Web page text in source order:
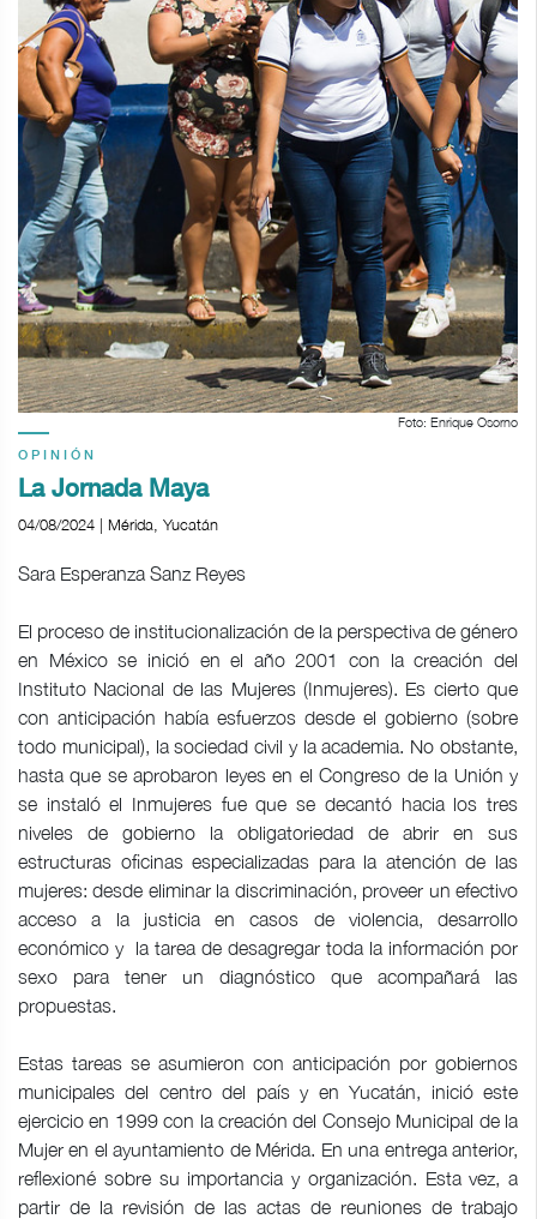
Foto: Enrique Osorno
OPINIÓN
La Jornada Maya
04/08/2024 | Mérida, Yucatán
Sara Esperanza Sanz Reyes
El proceso de institucionalización de la perspectiva de género
en México se inició en el año 2001 con la creación del
Instituto Nacional de las Mujeres (Inmujeres). Es cierto que
con anticipación había esfuerzos desde el gobierno (sobre
todo municipal), la sociedad civil y la academia. No obstante,
hasta que se aprobaron leyes en el Congreso de la Unión y
se instaló el Inmujeres fue que se decantó hacia los tres
niveles de gobierno la obligatoriedad de abrir en sus
estructuras oficinas especializadas para la atención de las
mujeres: desde eliminar la discriminación, proveer un efectivo
acceso a la justicia en casos de violencia, desarrollo
económico y la tarea de desagregar toda la información por
sexo para tener un diagnóstico que acompañará las
propuestas.
Estas tareas se asumieron con anticipación por gobiernos
municipales del centro del país y en Yucatán, inició este
ejercicio en 1999 con la creación del Consejo Municipal de la
Mujer en el ayuntamiento de Mérida. En una entrega anterior,
reflexioné sobre su importancia y organización. Esta vez, a
partir de la revisión de las actas de reuniones de trabajo